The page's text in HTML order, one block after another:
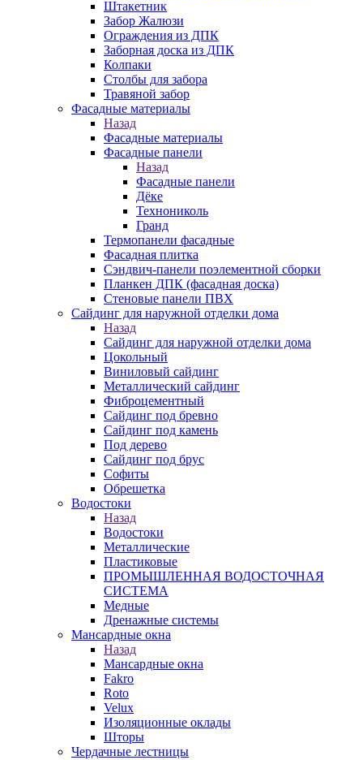
Штакетник
Забор Жалюзи
Ограждения из ДПК
Заборная доска из ДПК
Колпаки
Столбы для забора
Травяной забор
Фасадные материалы
Назад
Фасадные материалы
Фасадные панели
Назад
Фасадные панели
Дёке
Технониколь
Гранд
Термопанели фасадные
Фасадная плитка
Сэндвич-панели поэлементной сборки
Планкен ДПК (фасадная доска)
Стеновые панели ПВХ
Сайдинг для наружной отделки дома
Назад
Сайдинг для наружной отделки дома
Цокольный
Виниловый сайдинг
Металлический сайдинг
Фиброцементный
Сайдинг под бревно
Сайдинг под камень
Под дерево
Сайдинг под брус
Софиты
Обрешетка
Водостоки
Назад
Водостоки
Металлические
Пластиковые
ПРОМЫШЛЕННАЯ ВОДОСТОЧНАЯ
СИСТЕМА
Медные
Дренажные системы
Мансардные окна
Назад
Мансардные окна
Fakro
Roto
Velux
Изоляционные оклады
Шторы
Чердачные лестницы